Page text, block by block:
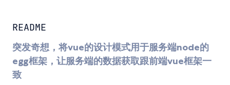
README
突发奇想，将vue的设计模式用于服务端node的
egg框架，让服务端的数据获取跟前端vue框架一
致